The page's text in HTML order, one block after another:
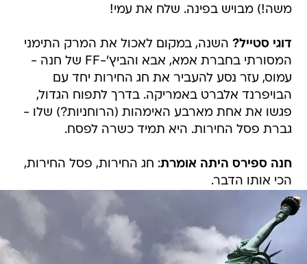
משה!) מבויש בפינה. שלח את עמי!
דוגי סטייל? השנה, במקום לאכול את המרק התימני
המסורתי בחברת אמא, אבא והביץ'-FF של חנה -
עמוס, עזר נסע להעביר את חג החירות יחד עם
הבויפרנד אלברט באמריקה. בדרך לתפוח הגדול,
פגשו את אחת מארבע האימהות (הרוחניות?) שלו -
גברת פסל החירות. היא תמיד כשרה לפסח.
חנה ספירס היתה אומרת: חג החירות, פסל החירות,
הכי אותו הדבר.